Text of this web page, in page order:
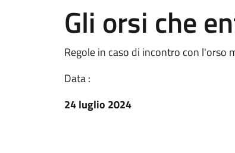
Gli orsi che
Regole in caso di incontro con l'orso
Data :
24 luglio 2024